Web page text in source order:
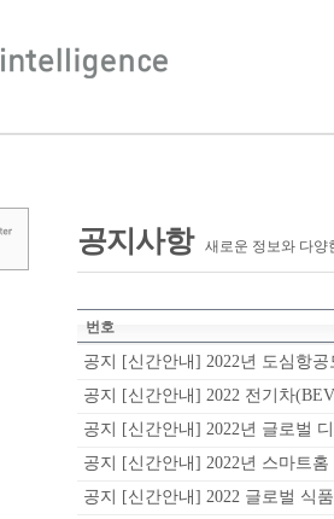
공지사항 새로운 정보와 다양
번호
공지
[신간안내] 2022년 도심항
공지
[신간안내] 2022 전기차
공지
[신간안내] 2022년 글로벌
공지
[신간안내] 2022년 스마트
공지
[신간안내] 2022 글로벌 식